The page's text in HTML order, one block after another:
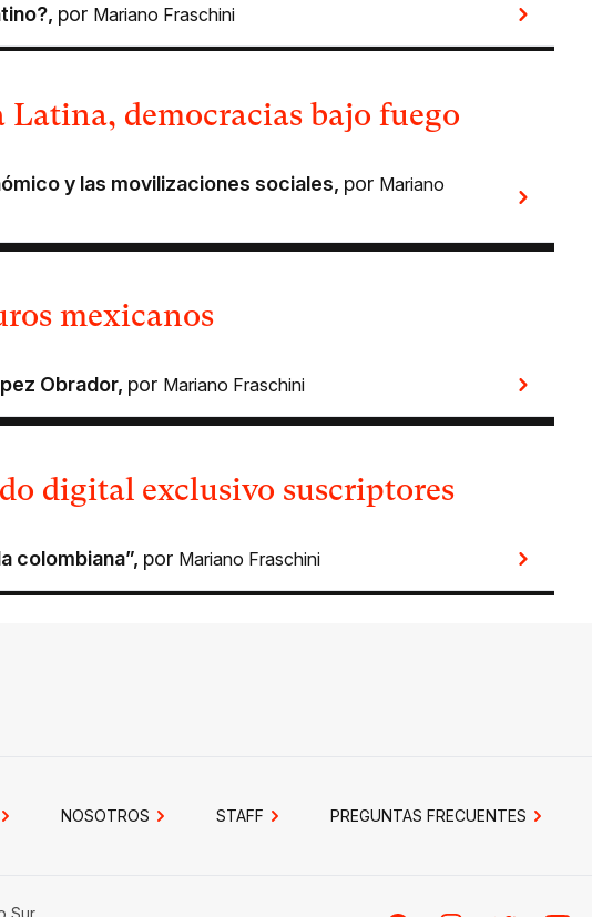
, por Mariano Fraschini
Latina, democracias bajo fuego
y las movilizaciones sociales, por Mariano
mexicanos
Obrador, por Mariano Fraschini
digital exclusivo suscriptores
colombiana”, por Mariano Fraschini
NOSOTROS STAFF PREGUNTAS FRECUENTES